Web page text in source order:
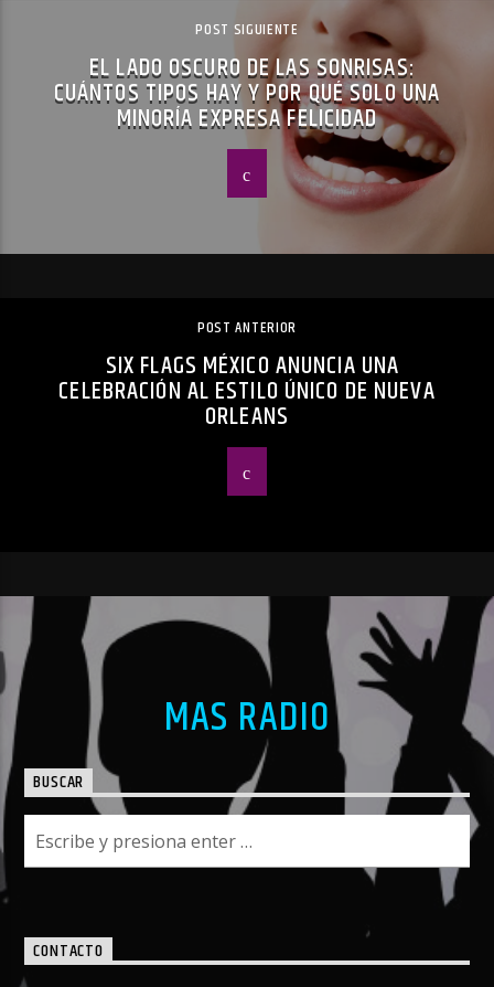
POST SIGUIENTE
EL LADO OSCURO DE LAS SONRISAS:
CUÁNTOS TIPOS HAY Y POR QUÉ SOLO UNA
MINORÍA EXPRESA FELICIDAD
POST ANTERIOR
SIX FLAGS MÉXICO ANUNCIA UNA
CELEBRACIÓN AL ESTILO ÚNICO DE NUEVA
ORLEANS
MAS RADIO
BUSCAR
CONTACTO